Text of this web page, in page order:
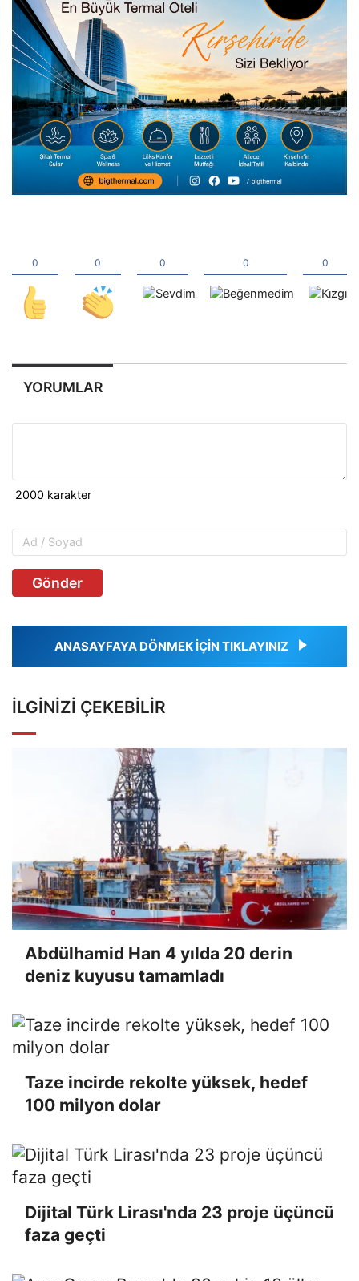
YORUMLAR
Gönder
ANASAYFAYA DÖNMEK İÇİN TIKLAYINIZ
İLGINIZI ÇEKEBILIR
Abdülhamid Han 4 yılda 20 derin
deniz kuyusu tamamladı
Taze incirde rekolte yüksek, hedef
100 milyon dolar
Dijital Türk Lirası'nda 23 proje üçüncü
faza geçti